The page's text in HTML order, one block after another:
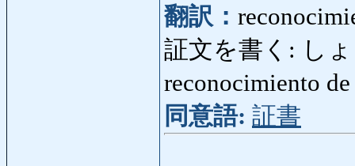
翻訳：
証文を書く: し
reconocimiento
同意語: 証書